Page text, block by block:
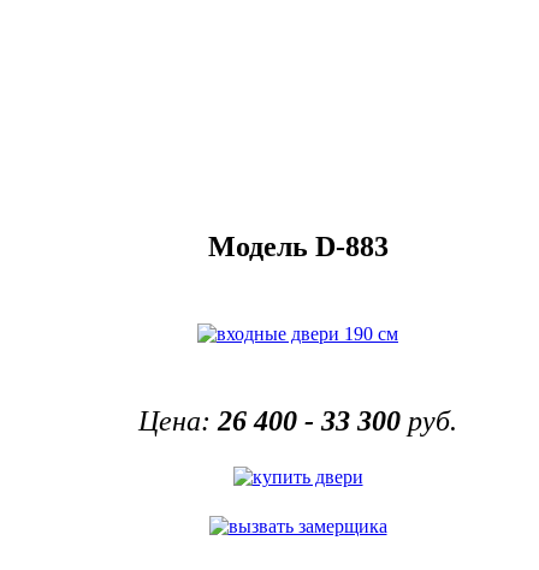
Модель D-883
Цена: 26 400 - 33 300 руб.